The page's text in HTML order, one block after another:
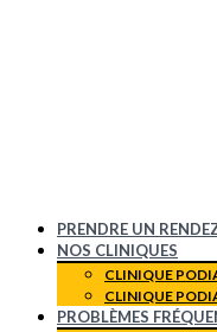
PRENDRE UN
NOS CLINIQUES
CLINIQUE
CLINIQUE
PROBLÈMES